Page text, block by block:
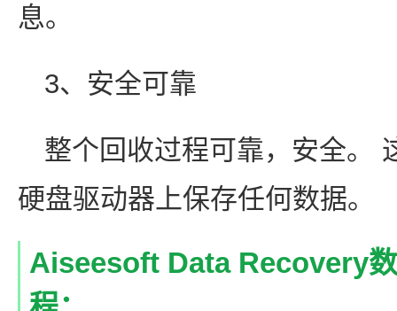
息。
3、安全可靠
整个回收过程可靠，安全。
硬盘驱动器上保存任何数据。
Aiseesoft Data Recovery